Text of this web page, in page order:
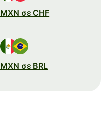
MXN σε CHF
MXN σε BRL